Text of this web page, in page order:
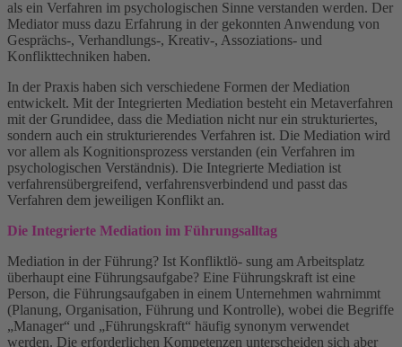
als ein Verfahren im psychologischen Sinne verstanden werden. Der
Mediator muss dazu Erfahrung in der gekonnten Anwendung von
Gesprächs-, Verhandlungs-, Kreativ-, Assoziations- und
Konflikttechniken haben.
In der Praxis haben sich verschiedene Formen der Mediation
entwickelt. Mit der Integrierten Mediation besteht ein Metaverfahren
mit der Grundidee, dass die Mediation nicht nur ein strukturiertes,
sondern auch ein strukturierendes Verfahren ist. Die Mediation wird
vor allem als Kognitionsprozess verstanden (ein Verfahren im
psychologischen Verständnis). Die Integrierte Mediation ist
verfahrensübergreifend, verfahrensverbindend und passt das
Verfahren dem jeweiligen Konflikt an.
Die Integrierte Mediation im Führungsalltag
Mediation in der Führung? Ist Konfliktlö- sung am Arbeitsplatz
überhaupt eine Führungsaufgabe? Eine Führungskraft ist eine
Person, die Führungsaufgaben in einem Unternehmen wahrnimmt
(Planung, Organisation, Führung und Kontrolle), wobei die Begriffe
„Manager“ und „Führungskraft“ häufig synonym verwendet
werden. Die erforderlichen Kompetenzen unterscheiden sich aber